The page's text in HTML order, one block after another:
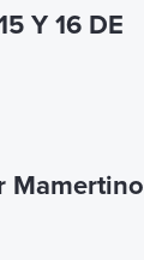
Y 16 DE
Mamertino